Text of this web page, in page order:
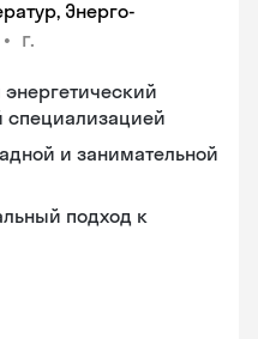
Энерго-
• г.
специализацией
и занимательной
подход к